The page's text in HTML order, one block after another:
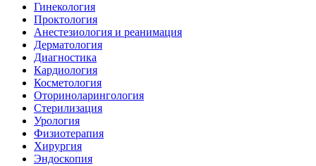
Гинекология
Проктология
Анестезиология и реанимация
Дерматология
Диагностика
Кардиология
Косметология
Оториноларингология
Стерилизация
Урология
Физиотерапия
Хирургия
Эндоскопия